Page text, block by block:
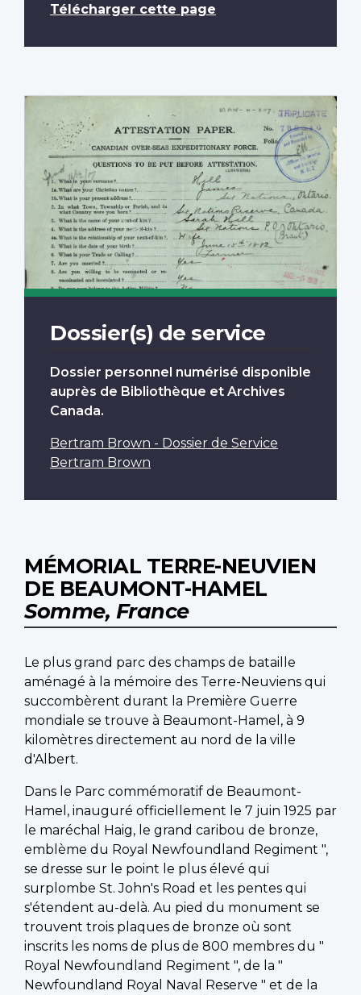
Télécharger cette page
Dossier(s) de service
Dossier personnel numérisé disponible
auprès de Bibliothèque et Archives
Canada.
Bertram Brown - Dossier de Service
Bertram Brown
MÉMORIAL TERRE-NEUVIEN
DE BEAUMONT-HAMEL
Somme, France
Le plus grand parc des champs de bataille
aménagé à la mémoire des Terre-Neuviens qui
succombèrent durant la Première Guerre
mondiale se trouve à Beaumont-Hamel, à 9
kilomètres directement au nord de la ville
d'Albert.
Dans le Parc commémoratif de Beaumont-
Hamel, inauguré officiellement le 7 juin 1925 par
le maréchal Haig, le grand caribou de bronze,
emblème du Royal Newfoundland Regiment ",
se dresse sur le point le plus élevé qui
surplombe St. John's Road et les pentes qui
s'étendent au-delà. Au pied du monument se
trouvent trois plaques de bronze où sont
inscrits les noms de plus de 800 membres du "
Royal Newfoundland Regiment ", de la "
Newfoundland Royal Naval Reserve " et de la